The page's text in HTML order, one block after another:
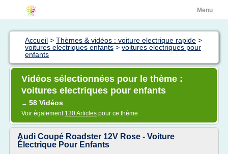
Menu
Accueil > Thèmes & vidéos : voiture electrique rapide >
voitures electriques enfants > voitures electriques pour
enfants
Vidéos sélectionnées pour le thème :
voitures electriques pour enfants
→ 58 Vidéos
Voir également 130 Articles pour ce thème
Audi Coupé Roadster 12V Rose - Voiture
Électrique Pour Enfants